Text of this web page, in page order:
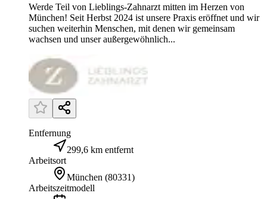
Werde Teil von Lieblings-Zahnarzt mitten im Herzen von
München! Seit Herbst 2024 ist unsere Praxis eröffnet und wir
suchen weiterhin Menschen, mit denen wir gemeinsam
wachsen und unser außergewöhnlich...
Entfernung
299,6 km entfernt
Arbeitsort
München (80331)
Arbeitszeitmodell